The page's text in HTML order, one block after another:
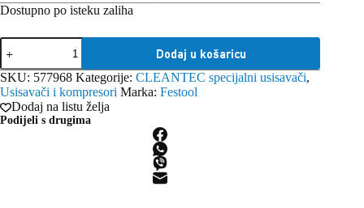
Dostupno po isteku zaliha
Festool
Glavni
filter
HF-
SYS-
AIR
M
Dodaj u košaricu
SKU: 577968 Kategorije: CLEANTEC specijalni usisavači,
Usisavači i kompresori Marka: Festool
Dodaj na listu želja
Podijeli s drugima